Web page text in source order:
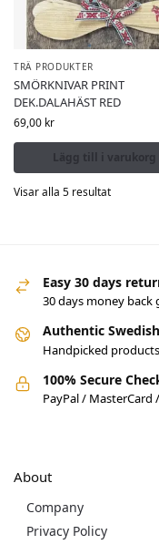
TRÄ PRODUKTER
SMÖRKNIVAR PRINT
DEK.DALAHÄST RED
69,00 kr
Lägg till i varukorg
Visar alla 5 resultat
Easy 30 days
30 days money back
Authentic
Handpicked
100% Secure
PayPal / MasterCard
About
Company
Privacy Policy